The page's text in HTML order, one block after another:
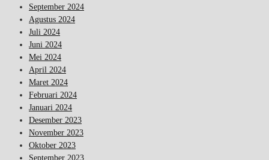
September 2024
Agustus 2024
Juli 2024
Juni 2024
Mei 2024
April 2024
Maret 2024
Februari 2024
Januari 2024
Desember 2023
November 2023
Oktober 2023
September 2023